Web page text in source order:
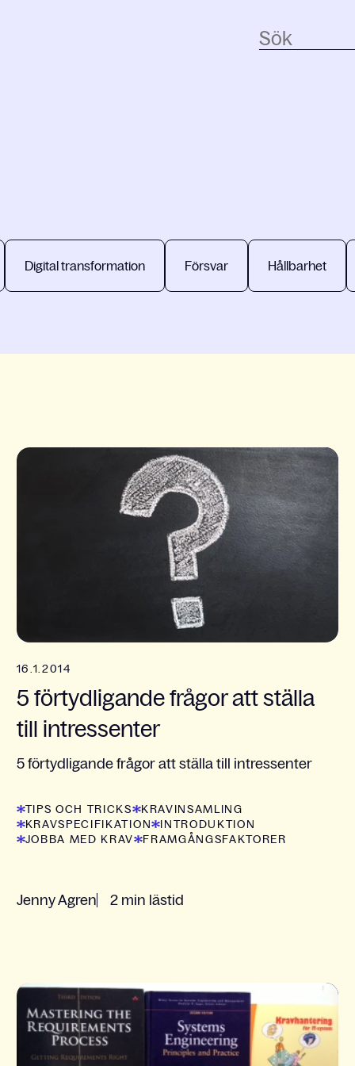
Digital transformation Försvar Hållbarhet
16.1.2014
5 förtydligande frågor att ställa
till intressenter
5 förtydligande frågor att ställa till intressenter
TIPS OCH TRICKS
KRAVINSAMLING
KRAVSPECIFIKATION
INTRODUKTION
JOBBA MED KRAV
FRAMGÅNGSFAKTORER
Jenny Agren 2 min lästid